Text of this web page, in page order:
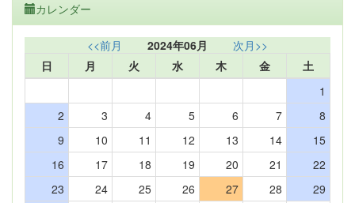
カレンダー
<<前月 2024年06月
次月>>
日
月 火 水 木 金
土
1
2
3 4 5 6 7
8
9
10 11 12 13 14
15
16
17 18 19 20 21
22
23
24 25 26 27 28
29